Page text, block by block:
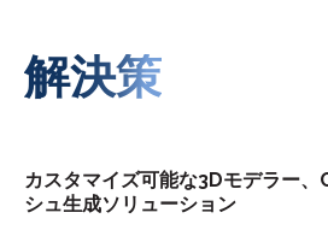
解決策
カスタマイズ可能な3Dモデラー、
シュ生成ソリューション